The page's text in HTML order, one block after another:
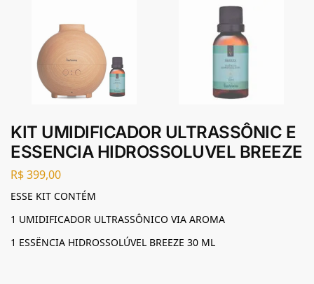
KIT UMIDIFICADOR ULTRASSÔNIC E
ESSENCIA HIDROSSOLUVEL BREEZE
R$399,00
ESSE KIT CONTÉM
1 UMIDIFICADOR ULTRASSÔNICO VIA AROMA
1 ESSËNCIA HIDROSSOLÚVEL BREEZE 30 ML